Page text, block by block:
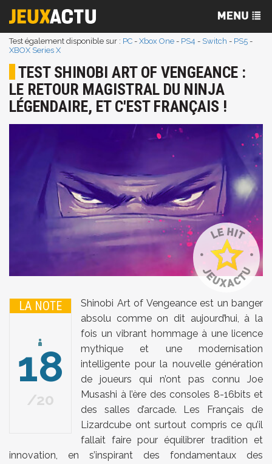
Test également disponible sur : PC - Xbox One - PS4 - Switch - PS5 -
XBOX Series X
TEST SHINOBI ART OF VENGEANCE :
LE RETOUR MAGISTRAL DU NINJA
LÉGENDAIRE, ET C'EST FRANÇAIS !
LA NOTE
18
20
Shinobi Art of Vengeance est un banger
absolu comme on dit aujourd’hui, à la
fois un vibrant hommage à une licence
mythique et une modernisation
intelligente pour la nouvelle génération
de joueurs qui n’ont pas connu Joe
Musashi à l’ère des consoles 8-16bits et
des salles d’arcade. Les Français de
Lizardcube ont surtout compris ce qu’il
fallait faire pour équilibrer tradition et
innovation, en s’inspirant des fondamentaux des